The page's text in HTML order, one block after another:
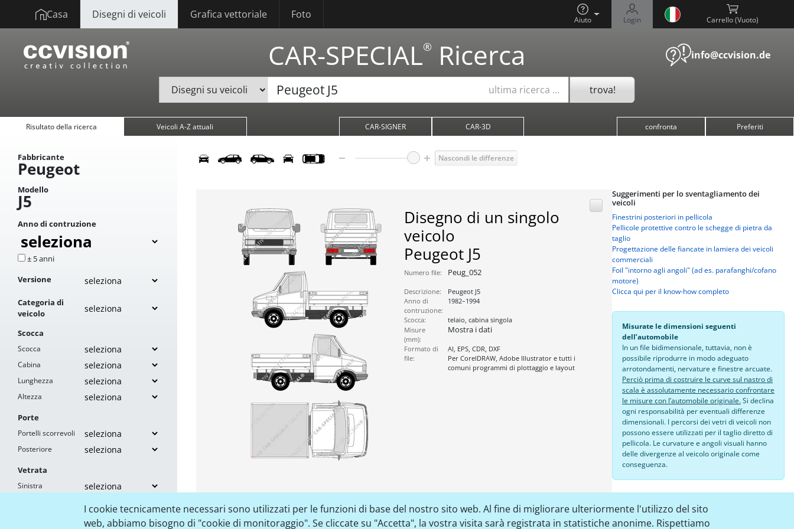
I cookie tecnicamente necessari sono utilizzati per le funzioni di base del nostro sito web. Al fine di migliorare ulteriormente l'utilizzo del sito
web, abbiamo bisogno di "cookie di monitoraggio". Se cliccate su "Accetta", la vostra visita sarà registrata in statistiche anonime. Rispettiamo
Casa Disegni di veicoli Grafica vettoriale Foto Aiuto Login Carrello ( )
CAR-SPECIAL® Ricerca info@ccvision.de
ultima ricerca … trova!
Risultato della ricerca Veicoli A-Z attuali CAR-SIGNER CAR-3D confronta Preferiti
Fabbricante
Peugeot
Modello
J5
Anno di contruzione
± 5 anni
Versione
Categoria di
veicolo
Scocca
Scocca
Cabina
Lunghezza
Altezza
Porte
Portelli scorrevoli
Posteriore
Vetrata
Sinistra
Nascondi le differenze
Disegno di un singolo
veicolo
Peugeot J5
Numero file: Peug_052
Descrizione:
Peugeot J5
Anno di
contruzione:
1982–1994
Scocca:
telaio, cabina singola
Misure
(mm):
Mostra i dati
Formato di
file:
AI, EPS, CDR, DXF
Per CorelDRAW, Adobe Illustrator e tutti i
comuni programmi di plottaggio e layout
Suggerimenti per lo sventagliamento dei
veicoli
Finestrini posteriori in pellicola
Pellicole protettive contro le schegge di pietra da
taglio
Progettazione delle fiancate in lamiera dei veicoli
commerciali
Foil "intorno agli angoli" (ad es. parafanghi/cofano
motore)
Clicca qui per il know-how completo
Misurate le dimensioni seguenti
dell’automobile
In un file bidimensionale, tuttavia, non è
possibile riprodurre in modo adeguato
arrotondamenti, nervature e finestre arcuate.
Perciò prima di costruire le curve sul nastro di
scala è assolutamente necessario confrontare
le misure con l’automobile originale.Si declina
ogni responsabilità per eventuali differenze
dimensionali. I percorsi dei vetri di veicoli non
possono essere utilizzati per il taglio diretto di
pellicola. Le curvature e angoli visuali hanno
delle divergenze al veicolo originale come
conseguenza.
24,00 €
aggiungere al paniere